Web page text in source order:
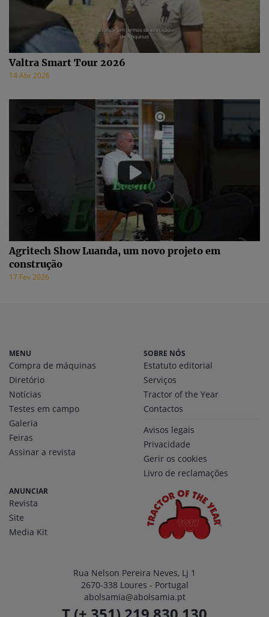
Valtra Smart Tour 2026
14 Abr 2026
Agritech Show Luanda, um novo projeto em
construção
17 Fev 2026
MENU
Compra de máquinas
Diretório
Notícias
Testes em campo
Galeria
Feiras
Assinar a revista
SOBRE NÓS
Estatuto editorial
Serviços
Tractor of the Year
Contactos
Avisos legais
Privacidade
Gerir os cookies
Livro de reclamações
ANUNCIAR
Revista
Site
Media Kit
Rua Nelson Pereira Neves, Lj 1
2670-338 Loures - Portugal
abolsamia@abolsamia.pt